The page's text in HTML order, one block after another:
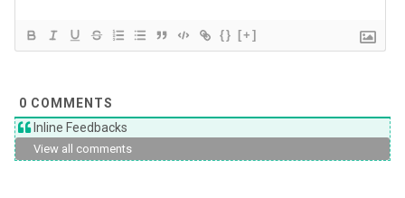
{} [+]
0 COMMENTS
Inline Feedbacks
View all comments